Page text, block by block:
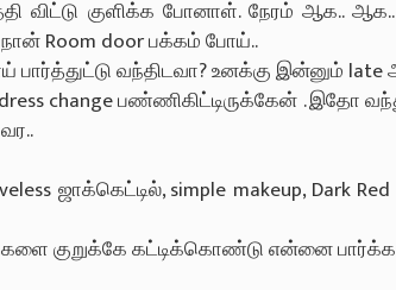
விட்டு குளிக்க போனாள். நேரம் ஆக..
நான் Room door பக்கம் போய்..
பார்த்துட்டு வந்திடவா? உனக்கு இன்னும் late
change பண்ணிகிட்டிருக்கேன் . இதோ
ஜாக்கெட்டில், simple makeup, Dark
குறுக்கே கட்டிக்கொண்டு என்னை